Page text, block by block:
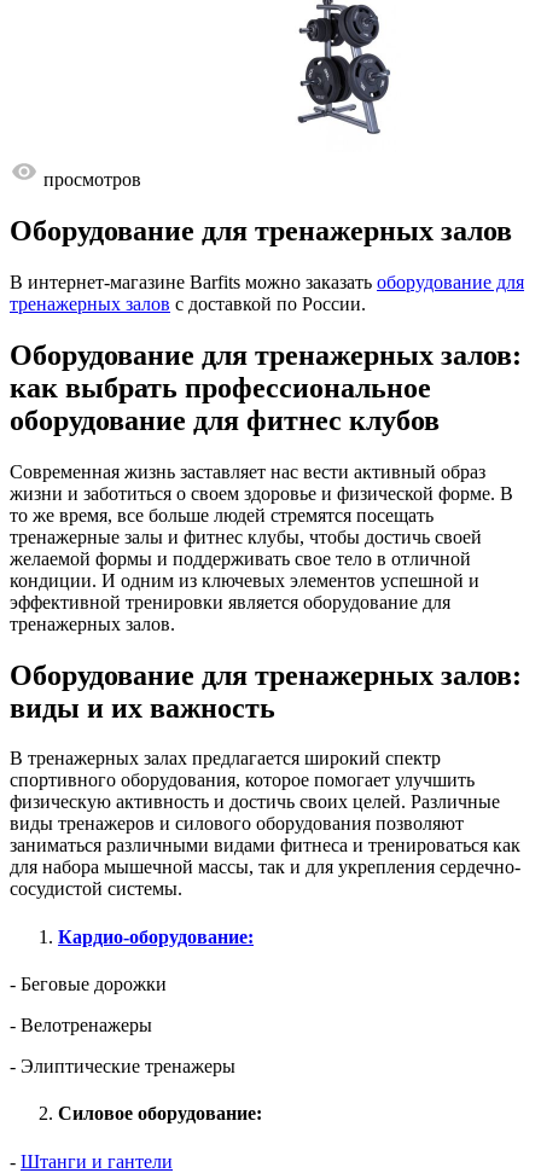
просмотров
Оборудование для тренажерных залов
В интернет-магазине Barfits можно заказать оборудование для
тренажерных залов с доставкой по России.
Оборудование для тренажерных залов:
как выбрать профессиональное
оборудование для фитнес клубов
Современная жизнь заставляет нас вести активный образ
жизни и заботиться о своем здоровье и физической форме. В
то же время, все больше людей стремятся посещать
тренажерные залы и фитнес клубы, чтобы достичь своей
желаемой формы и поддерживать свое тело в отличной
кондиции. И одним из ключевых элементов успешной и
эффективной тренировки является оборудование для
тренажерных залов.
Оборудование для тренажерных залов:
виды и их важность
В тренажерных залах предлагается широкий спектр
спортивного оборудования, которое помогает улучшить
физическую активность и достичь своих целей. Различные
виды тренажеров и силового оборудования позволяют
заниматься различными видами фитнеса и тренироваться как
для набора мышечной массы, так и для укрепления сердечно-
сосудистой системы.
Кардио-оборудование:
- Беговые дорожки
- Велотренажеры
- Элиптические тренажеры
Силовое оборудование:
- Штанги и гантели